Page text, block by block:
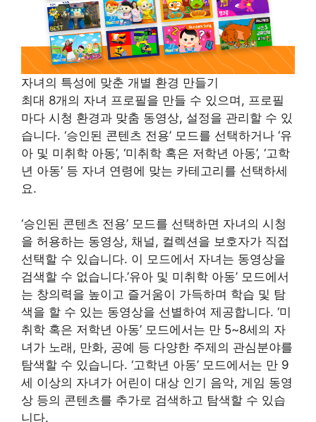
자녀의 특성에 맞춘 개별 환경 만들기
최대 8개의 자녀 프로필을 만들 수 있으며, 프로필
마다 시청 환경과 맞춤 동영상, 설정을 관리할 수 있
습니다. ‘승인된 콘텐츠 전용’ 모드를 선택하거나 ‘유
아 및 미취학 아동’, ‘미취학 혹은 저학년 아동’, ‘고학
년 아동’ 등 자녀 연령에 맞는 카테고리를 선택하세
요.
‘승인된 콘텐츠 전용’ 모드를 선택하면 자녀의 시청
을 허용하는 동영상, 채널, 컬렉션을 보호자가 직접
선택할 수 있습니다. 이 모드에서 자녀는 동영상을
검색할 수 없습니다.’유아 및 미취학 아동’ 모드에서
는 창의력을 높이고 즐거움이 가득하며 학습 및 탐
색을 할 수 있는 동영상을 선별하여 제공합니다. ‘미
취학 혹은 저학년 아동’ 모드에서는 만 5~8세의 자
녀가 노래, 만화, 공예 등 다양한 주제의 관심분야를
탐색할 수 있습니다. ‘고학년 아동’ 모드에서는 만 9
세 이상의 자녀가 어린이 대상 인기 음악, 게임 동영
상 등의 콘텐츠를 추가로 검색하고 탐색할 수 있습
니다.